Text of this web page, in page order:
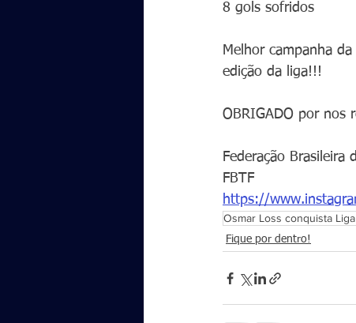
8 gols sofridos
Melhor campanha
edição da liga!!!
OBRIGADO por nos
Federação Brasileira
FBTF
https://
Osmar Loss conquista
Fique por dentro!